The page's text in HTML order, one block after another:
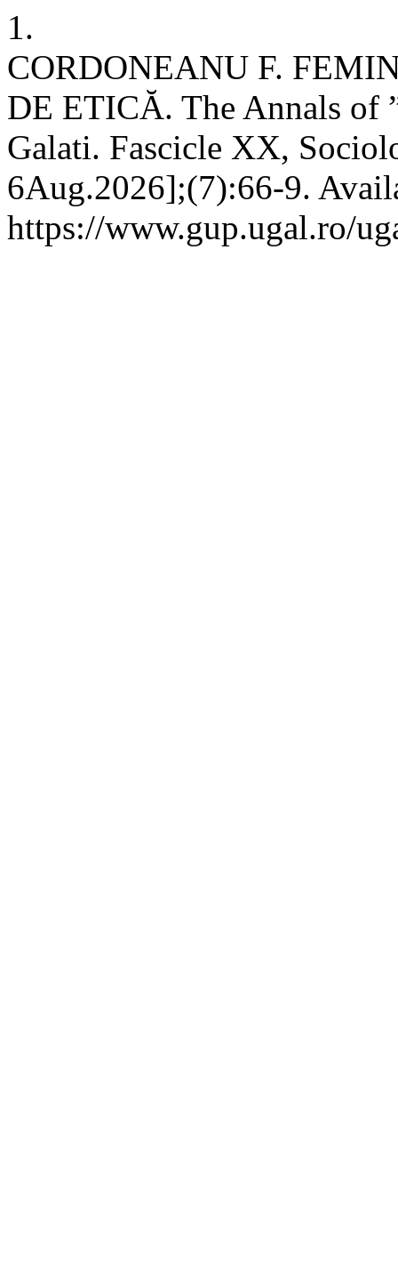
1.
CORDONEANU F.
DE ETICĂ. The Annals of
Galati. Fascicle XX,
6Aug.2026];(7):66-9.
https://www.gup.ugal.ro/